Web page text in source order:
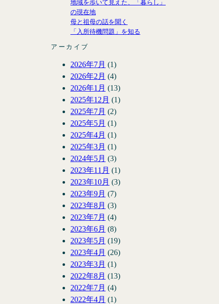
地域を歩いて見えた、「暮らし」
の現在地
母と祖母の話を聞く
「入所待機問題」を知る
アーカイブ
2026年7月 (1)
2026年2月 (4)
2026年1月 (13)
2025年12月 (1)
2025年7月 (2)
2025年5月 (1)
2025年4月 (1)
2025年3月 (1)
2024年5月 (3)
2023年11月 (1)
2023年10月 (3)
2023年9月 (7)
2023年8月 (3)
2023年7月 (4)
2023年6月 (8)
2023年5月 (19)
2023年4月 (26)
2023年3月 (1)
2022年8月 (13)
2022年7月 (4)
2022年4月 (1)